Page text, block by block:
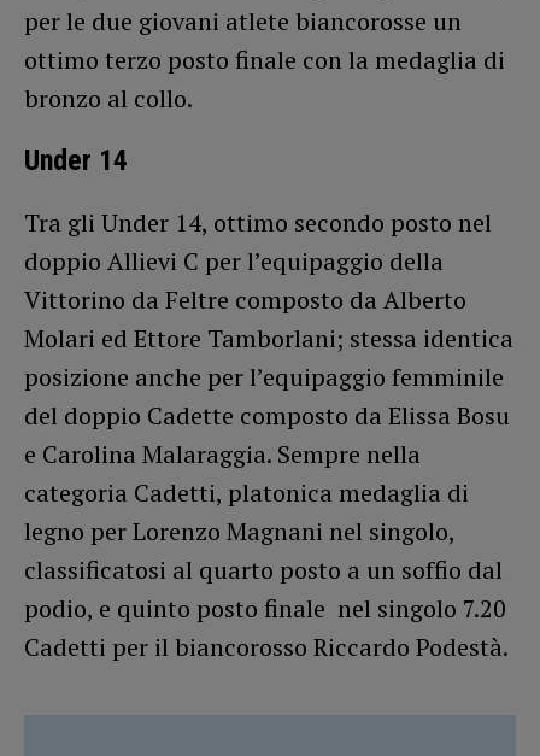
per le due giovani atlete biancorosse un
ottimo terzo posto finale con la medaglia di
bronzo al collo.
Under 14
Tra gli Under 14, ottimo secondo posto nel
doppio Allievi C per l’equipaggio della
Vittorino da Feltre composto da Alberto
Molari ed Ettore Tamborlani; stessa identica
posizione anche per l’equipaggio femminile
del doppio Cadette composto da Elissa Bosu
e Carolina Malaraggia. Sempre nella
categoria Cadetti, platonica medaglia di
legno per Lorenzo Magnani nel singolo,
classificatosi al quarto posto a un soffio dal
podio, e quinto posto finale nel singolo 7.20
Cadetti per il biancorosso Riccardo Podestà.